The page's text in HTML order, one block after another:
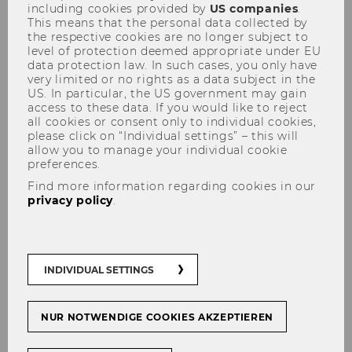
2021 Industriemagazin MBA
ranking: WU Executive
Academy #1
Executive Academy # Continuing education
SHARE
12/05/2021
The WU Executive Academy took the
lead in the current Industriemagazin
MBA ranking.
including cookies provided by US companies.
This means that the personal data collected by
the respective cookies are no longer subject to
level of protection deemed appropriate under EU
data protection law. In such cases, you only have
very limited or no rights as a data subject in the
US. In particular, the US government may gain
access to these data. If you would like to reject
all cookies or consent only to individual cookies,
please click on “Individual settings” – this will
allow you to manage your individual cookie
preferences.
Find more information regarding cookies in our
privacy policy.
INDIVIDUAL SETTINGS
NUR NOTWENDIGE COOKIES AKZEPTIEREN